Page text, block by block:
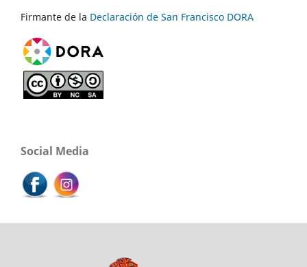
Firmante de la Declaración de San Francisco DORA
Social Media